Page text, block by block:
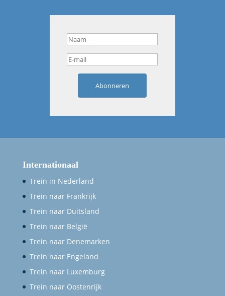
Abonneren
Internationaal
Trein in Nederland
Trein naar Frankrijk
Trein naar Duitsland
Trein naar België
Trein naar Denemarken
Trein naar Engeland
Trein naar Luxemburg
Trein naar Oostenrijk